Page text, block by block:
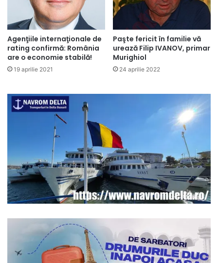
Agenţiile internaţionale de
rating confirmă: România
are o economie stabilă!
19 aprilie 2021
Paşte fericit în familie vă
urează Filip IVANOV, primar
Murighiol
24 aprilie 2022